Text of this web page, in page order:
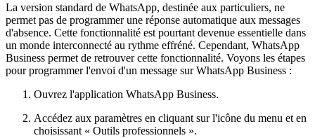
La version standard de WhatsApp, destinée aux particuliers, ne
permet pas de programmer une réponse automatique aux messages
d'absence. Cette fonctionnalité est pourtant devenue essentielle dans
un monde interconnecté au rythme effréné. Cependant, WhatsApp
Business permet de retrouver cette fonctionnalité. Voyons les étapes
pour programmer l'envoi d'un message sur WhatsApp Business :
Ouvrez l'application WhatsApp Business.
Accédez aux paramètres en cliquant sur l'icône du menu et en
choisissant « Outils professionnels ».